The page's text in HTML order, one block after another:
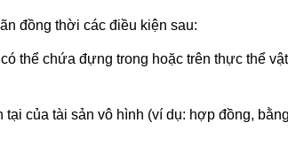
đồng thời các điều kiện sau:
thể chứa đựng trong hoặc trên thực thể
của tài sản vô hình (ví dụ: hợp đồng,